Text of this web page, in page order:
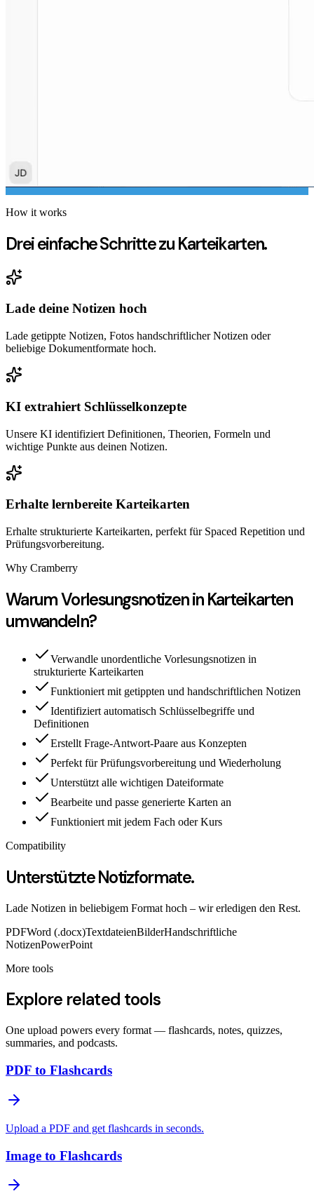
How it works
Drei einfache Schritte zu Karteikarten.
Lade deine Notizen hoch
Lade getippte Notizen, Fotos handschriftlicher Notizen oder
beliebige Dokumentformate hoch.
KI extrahiert Schlüsselkonzepte
Unsere KI identifiziert Definitionen, Theorien, Formeln und
wichtige Punkte aus deinen Notizen.
Erhalte lernbereite Karteikarten
Erhalte strukturierte Karteikarten, perfekt für Spaced Repetition und
Prüfungsvorbereitung.
Why Cramberry
Warum Vorlesungsnotizen in Karteikarten
umwandeln?
Verwandle unordentliche Vorlesungsnotizen in
strukturierte Karteikarten
Funktioniert mit getippten und handschriftlichen Notizen
Identifiziert automatisch Schlüsselbegriffe und
Definitionen
Erstellt Frage-Antwort-Paare aus Konzepten
Perfekt für Prüfungsvorbereitung und Wiederholung
Unterstützt alle wichtigen Dateiformate
Bearbeite und passe generierte Karten an
Funktioniert mit jedem Fach oder Kurs
Compatibility
Unterstützte Notizformate.
Lade Notizen in beliebigem Format hoch – wir erledigen den Rest.
PDFWord (.docx)TextdateienBilderHandschriftliche
NotizenPowerPoint
More tools
Explore related tools
One upload powers every format — flashcards, notes, quizzes,
summaries, and podcasts.
PDF to Flashcards
Upload a PDF and get flashcards in seconds.
Image to Flashcards